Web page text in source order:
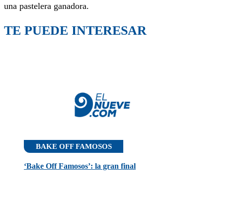
una pastelera ganadora.
TE PUEDE INTERESAR
BAKE OFF FAMOSOS
‘Bake Off Famosos’: la gran final